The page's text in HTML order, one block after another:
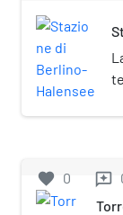
favorite 0 reviews